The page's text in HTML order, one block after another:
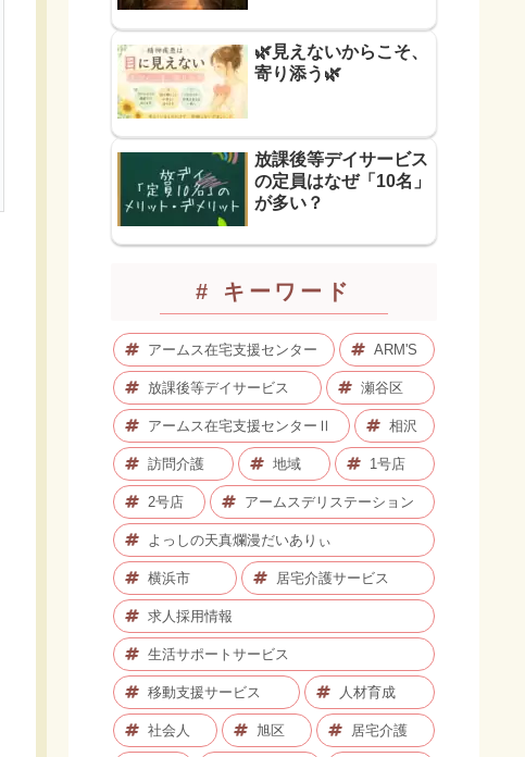
🌿見えないからこそ、
寄り添う🌿
放課後等デイサービス
の定員はなぜ「10名」
が多い？
# キーワード
アームス在宅支援センター ARM'S
放課後等デイサービス 瀬谷区
アームス在宅支援センターⅡ 相沢
訪問介護 地域 1号店
2号店 アームスデリステーション
よっしの天真爛漫だいありぃ
横浜市 居宅介護サービス
求人採用情報
生活サポートサービス
移動支援サービス 人材育成
社会人 旭区 居宅介護